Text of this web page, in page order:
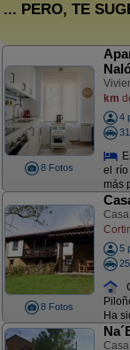
... PERO, TE
8 Fotos
km
4
el
más
8 Fotos
5
Ha